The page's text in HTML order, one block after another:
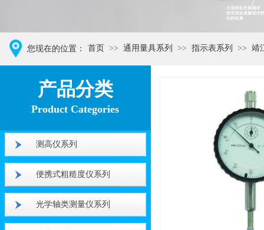
您现在的位置： 首页 >> 通用量具系列 >> 指示表系列 >> 靖
产品分类
Product Categories
XXX仪器品牌
测高仪系列
便携式粗糙度仪系列
光学轴类测量仪系列